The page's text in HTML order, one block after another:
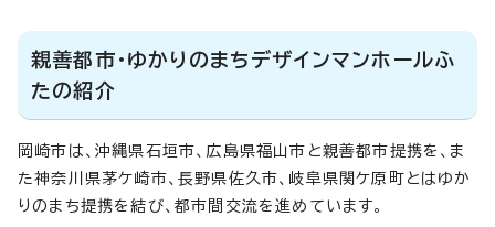
親善都市・ゆかりのまちデザインマンホールふ
たの紹介
岡崎市は、沖縄県石垣市、広島県福山市と親善都市提携を、ま
た神奈川県茅ケ崎市、長野県佐久市、岐阜県関ケ原町とはゆか
りのまち提携を結び、都市間交流を進めています。